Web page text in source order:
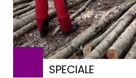
SPECIALE